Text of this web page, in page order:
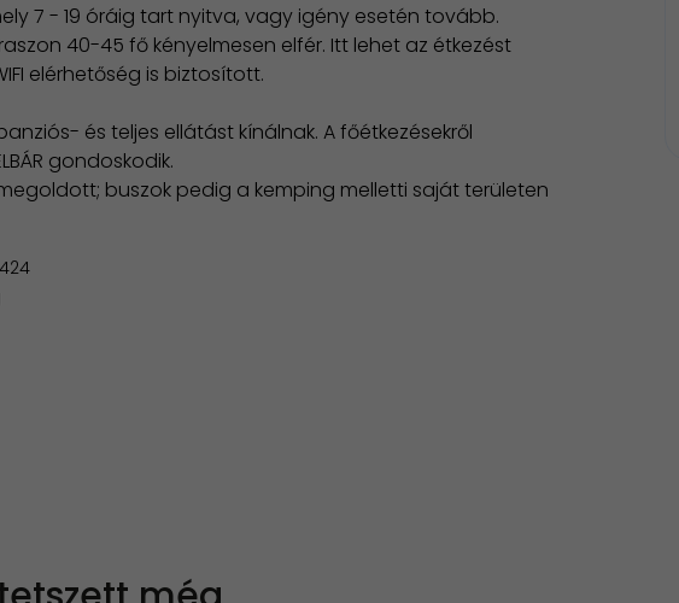
7 - 19 óráig tart nyitva, vagy igény esetén tovább.
40-45 fő kényelmesen elfér. Itt lehet az étkezést
elérhetőség is biztosított.
és teljes ellátást kínálnak. A főétkezésekről
gondoskodik.
buszok pedig a kemping melletti saját területen